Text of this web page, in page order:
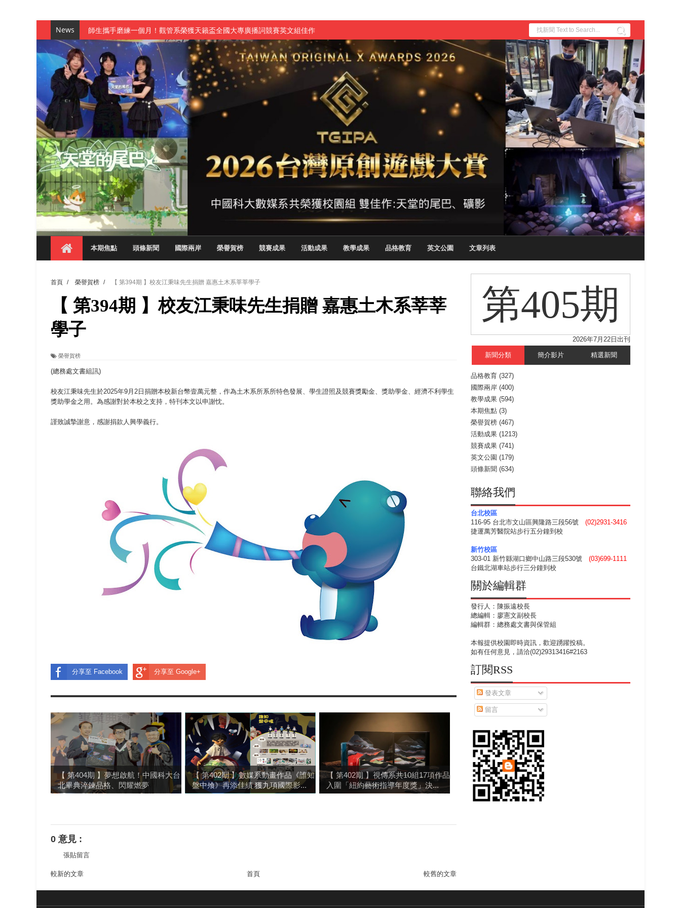
News
師生攜手磨練一個月！觀管系榮獲天籟盃全國大專廣播詞競賽英文組佳作
一銀彭仁主中國科大開講 解密AI時代的金融轉型與數位正義
通識教育中心主辦「114學年度AI英文自我介紹比賽」成績出爐
數據後的溫度：財金系傑出校友共議「人文素養」 點亮智慧金融時代的跨域新局
森城建設股份有限公司捐贈 嘉惠行管系莘莘學子
產學合作新里程！財金系師生參訪中租控股 探索金融實習優勢
英文公園 315期
【 第404期 】影視系榮獲59屆美國休士頓國際影展最高榮譽白金獎
【 第404期 】你抓得到我嗎？數媒系VR新創遊戲抱回金點新秀獎
【 第404期 】數媒系《光影潛歷史》榮獲全國實務專題競賽第一名
【 第404期 】探索空間設計解方 室設系學子於 2026 TSID 提出具體舊建築再利用提案
【 第404期 】從創意到實踐 數媒系學生於技專校院電腦動畫競賽嶄露頭角
【 第404期 】以品格奠基、用領導領航：中國科大雙校區學生會全國賽勇奪佳績
【 第404期 】此夏，向未來！ 中國科大新竹畢典青銀共學、逐夢啟航
觀管系展現跨域創新與實作育人成效 AI智慧餐飲管家獲全國第二名
學務處舉辦「董事長『聊』心室」 上官董事長與青年學子溫馨對談 傳遞品格與智慧力量
數媒系《天堂的尾巴》、《礦影》勇奪台灣原創遊戲大賞雙佳作
本期焦點 頭條新聞 國際兩岸 榮譽賀榜 競賽成果 活動成果 教學成果 品格教育 英文公園 文章列表
首頁 / 榮譽賀榜 / 【 第394期 】校友江秉味先生捐贈 嘉惠土木系莘莘學子
【 第394期 】校友江秉味先生捐贈 嘉惠土木系莘莘
學子
榮譽賀榜
(總務處文書組訊)
校友江秉味先生於2025年9月2日捐贈本校新台幣壹萬元整，作為土木系所系所特色發展、學生證照及競賽獎勵金、獎助學金、經濟不利學生
獎助學金之用。為感謝對於本校之支持，特刊本文以申謝忱。
謹致誠摯謝意，感謝捐款人興學義行。
分享至 Facebook 分享至 Google+
【 第404期 】夢想啟航！中國科大台
北畢典淬鍊品格、閃耀燃夢
【 第402期 】數媒系動畫作品《誰知
盤中飧》再添佳績 獲九項國際影...
【 第402期 】視傳系共10組17項作品
入圍「紐約藝術指導年度獎」決...
0 意見 :
張貼留言
較新的文章 較舊的文章
首頁
第405期
2026年7月22日出刊
新聞分類 簡介影片 精選新聞
品格教育 (327)
國際兩岸 (400)
教學成果 (594)
本期焦點 (3)
榮譽賀榜 (467)
活動成果 (1213)
競賽成果 (741)
英文公園 (179)
頭條新聞 (634)
聯絡我們
台北校區
116-95 台北市文山區興隆路三段56號 (02)2931-3416
捷運萬芳醫院站步行五分鐘到校
新竹校區
303-01 新竹縣湖口鄉中山路三段530號 (03)699-1111
台鐵北湖車站步行三分鐘到校
關於編輯群
發行人：陳振遠校長
總編輯：廖憲文副校長
編輯群：總務處文書與保管組
本報提供校園即時資訊，歡迎踴躍投稿。
如有任何意見，請洽(02)29313416#2163
訂閱RSS
發表文章
留言